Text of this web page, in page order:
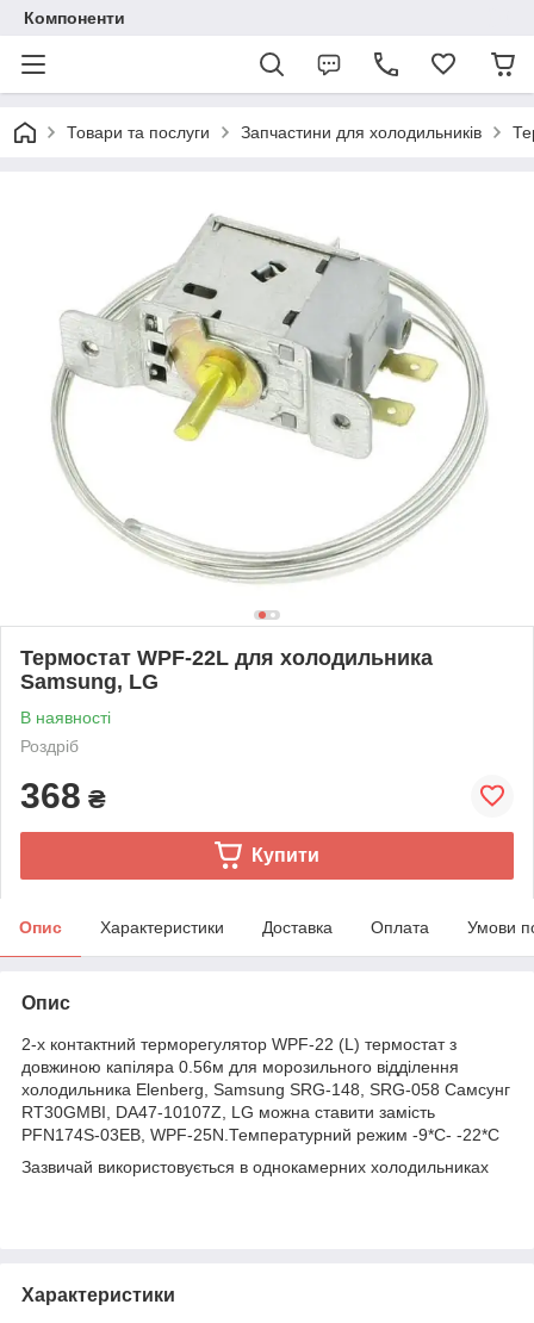
Компоненти
Товари та послуги Запчастини для холодильників
Термостат WPF-22L для холодильника
Samsung, LG
В наявності
Роздріб
368 ₴
Купити
Опис Характеристики Доставка Оплата Умови
Опис
2-х контактний терморегулятор WPF-22 (L) термостат з
довжиною капіляра 0.56м для морозильного відділення
холодильника Elenberg, Samsung SRG-148, SRG-058 Самсунг
RT30GMBI, DA47-10107Z, LG можна ставити замість
PFN174S-03EB, WPF-25N.Температурний режим -9*С- -22*С
Зазвичай використовується в однокамерних холодильниках
Характеристики